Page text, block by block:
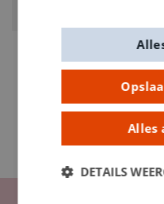
Alles
DETAILS